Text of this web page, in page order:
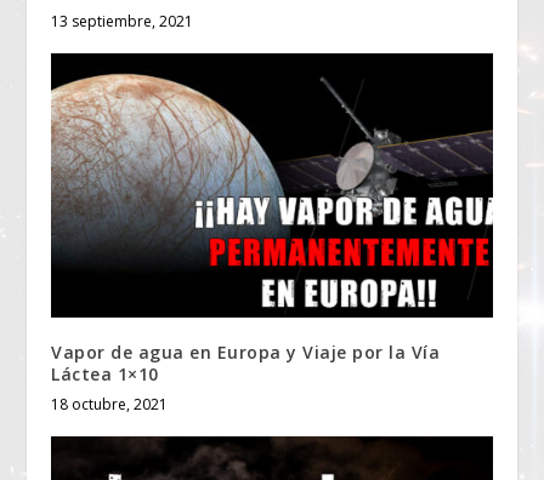
13 septiembre, 2021
Vapor de agua en Europa y Viaje por la Vía
Láctea 1×10
18 octubre, 2021